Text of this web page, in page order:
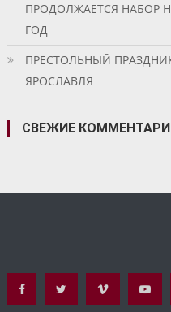
ПРОДОЛЖАЕТСЯ НАБОР
ГОД
ПРЕСТОЛЬНЫЙ
ЯРОСЛАВЛЯ
СВЕЖИЕ